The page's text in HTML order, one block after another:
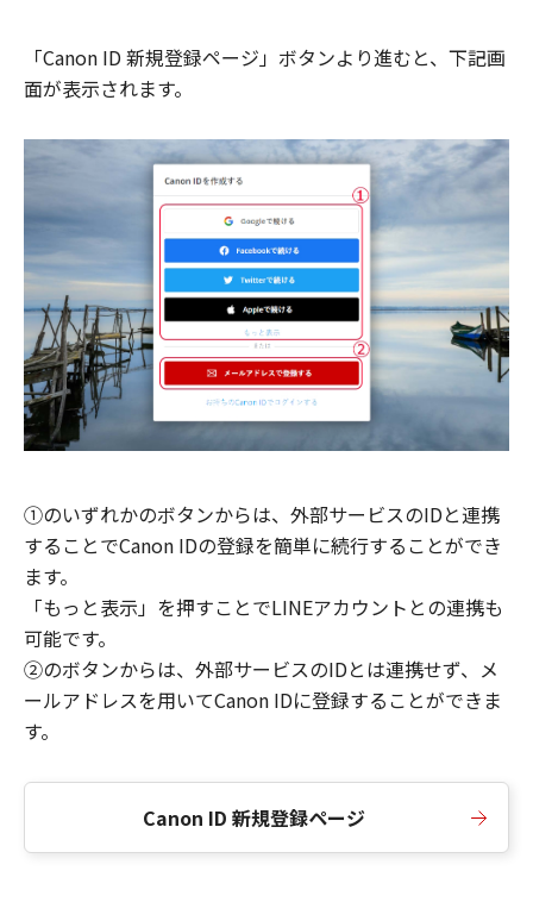
「Canon ID 新規登録ページ」ボタンより進むと、下記画
面が表示されます。
①のいずれかのボタンからは、外部サービスのIDと連携
することでCanon IDの登録を簡単に続行することができ
ます。
「もっと表示」を押すことでLINEアカウントとの連携も
可能です。
②のボタンからは、外部サービスのIDとは連携せず、メ
ールアドレスを用いてCanon IDに登録することができま
す。
Canon ID 新規登録ページ